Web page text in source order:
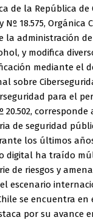
la República de
18.575,
administración
y modifica
mediante el
sobre
para el
de seguridad
los últimos
digital ha traído
de riesgos y
escenario
se encuentra
por su